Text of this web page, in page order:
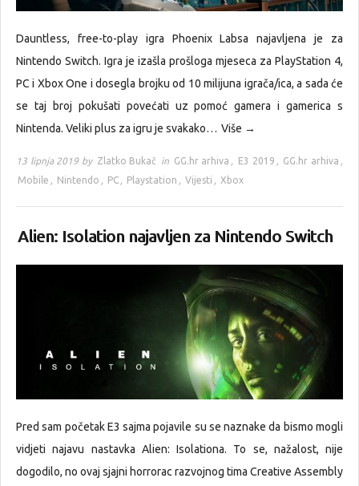
Dauntless, free-to-play igra Phoenix Labsa najavljena je za
Nintendo Switch. Igra je izašla prošloga mjeseca za PlayStation 4,
PC i Xbox One i dosegla brojku od 10 milijuna igrača/ica, a sada će
se taj broj pokušati povećati uz pomoć gamera i gamerica s
Nintenda. Veliki plus za igru je svakako… Više →
13 lipnja 2019 by Zlatko Bukač in GG.hr arhiva , E3 2019 , GG.hr arhiva ,
Mobile , Nintendo , PC , Playstation , Vijesti , Xbox
Alien: Isolation najavljen za Nintendo Switch
Pred sam početak E3 sajma pojavile su se naznake da bismo mogli
vidjeti najavu nastavka Alien: Isolationa. To se, nažalost, nije
dogodilo, no ovaj sjajni horrorac razvojnog tima Creative Assembly